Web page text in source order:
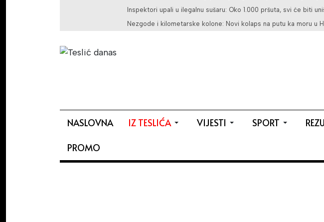
Inspektori upali u ilegalnu sušaru: Oko 1.000 pršuta, svi će biti
Nezgode i kilometarske kolone: Novi kolaps na putu ka moru u
NASLOVNA IZ TESLIĆA VIJESTI SPORT
PROMO